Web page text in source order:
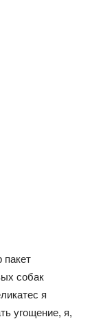
пакет
собак
я
угощение, я,